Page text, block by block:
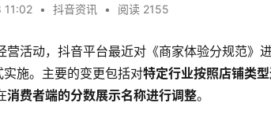
• 抖音资讯 • 阅读 2155
营活动，抖音平台最近对《商家体验分规范》
施。主要的变更包括对特定行业按照店铺类
消费者端的分数展示名称进行调整。